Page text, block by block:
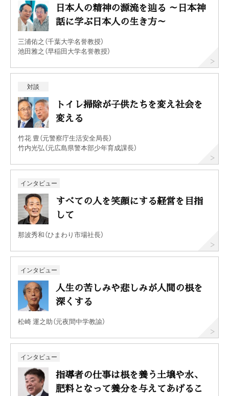
日本人の精神の源流を辿る ～日本神
話に学ぶ日本人の生き方～
三浦佑之（千葉大学名誉教授）
池田雅之（早稲田大学名誉教授）
対談
トイレ掃除が子供たちを変え社会を
変える
竹花 豊（元警察庁生活安全局長）
竹内光弘（元広島県警本部少年育成課長）
インタビュー
すべての人を笑顔にする経営を目指
して
那波秀和（ひまわり市場社長）
インタビュー
人生の苦しみや悲しみが人間の根を
深くする
松崎 運之助（元夜間中学教諭）
インタビュー
指導者の仕事は根を養う土壌や水、
肥料となって養分を与えてあげるこ